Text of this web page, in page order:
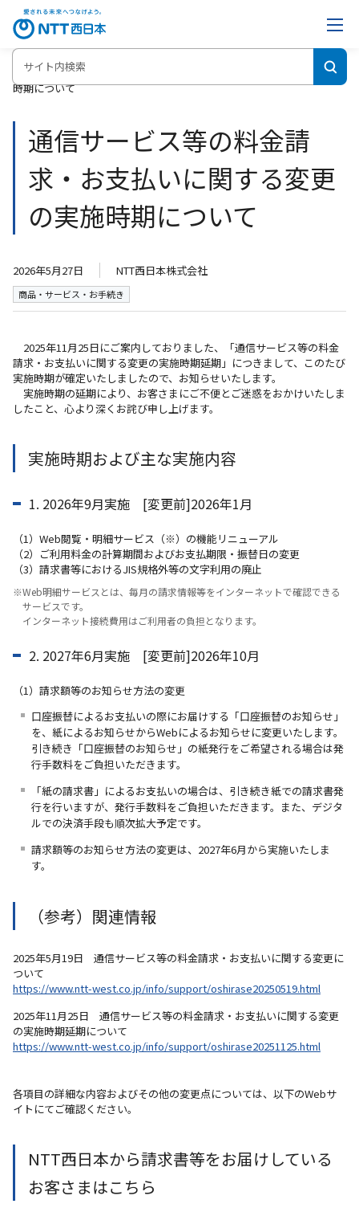
ホーム
通信サービス等の料金請求・お支払いに関する変更の実施
時期について
通信サービス等の料金請
求・お支払いに関する変更
の実施時期について
2026年5月27日 NTT西日本株式会社
商品・サービス・お手続き
2025年11月25日にご案内しておりました、「通信サービス等の料金
請求・お支払いに関する変更の実施時期延期」につきまして、このたび
実施時期が確定いたしましたので、お知らせいたします。
実施時期の延期により、お客さまにご不便とご迷惑をおかけいたしま
したこと、心より深くお詫び申し上げます。
実施時期および主な実施内容
1. 2026年9月実施 [変更前]2026年1月
（1）Web閲覧・明細サービス（※）の機能リニューアル
（2）ご利用料金の計算期間およびお支払期限・振替日の変更
（3）請求書等におけるJIS規格外等の文字利用の廃止
※Web明細サービスとは、毎月の請求情報等をインターネットで確認できる
サービスです。
インターネット接続費用はご利用者の負担となります。
2. 2027年6月実施 [変更前]2026年10月
（1）請求額等のお知らせ方法の変更
口座振替によるお支払いの際にお届けする「口座振替のお知らせ」
を、紙によるお知らせからWebによるお知らせに変更いたします。
引き続き「口座振替のお知らせ」の紙発行をご希望される場合は発
行手数料をご負担いただきます。
「紙の請求書」によるお支払いの場合は、引き続き紙での請求書発
行を行いますが、発行手数料をご負担いただきます。また、デジタ
ルでの決済手段も順次拡大予定です。
請求額等のお知らせ方法の変更は、2027年6月から実施いたしま
す。
（参考）関連情報
2025年5月19日 通信サービス等の料金請求・お支払いに関する変更に
ついて
https://www.ntt-west.co.jp/info/support/oshirase20250519.html
2025年11月25日 通信サービス等の料金請求・お支払いに関する変更
の実施時期延期について
https://www.ntt-west.co.jp/info/support/oshirase20251125.html
各項目の詳細な内容およびその他の変更点については、以下のWebサ
イトにてご確認ください。
NTT西日本から請求書等をお届けしている
お客さまはこちら